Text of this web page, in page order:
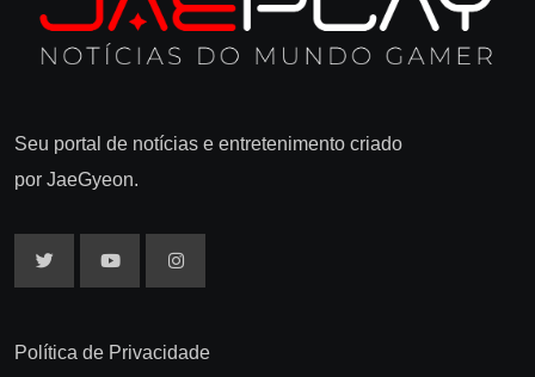
Seu portal de notícias e entretenimento criado
por JaeGyeon.
Política de Privacidade